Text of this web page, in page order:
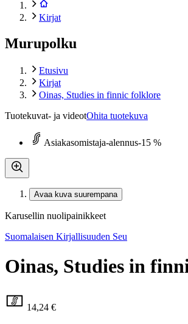
Kirjat
Murupolku
Etusivu
Kirjat
Oinas, Studies in finnic folklore
Tuotekuvat- ja videotOhita tuotekuva
Asiakasomistaja-alennus-15 %
Avaa kuva suurempana
Karusellin nuolipainikkeet
Suomalaisen Kirjallisuuden Seu
Oinas, Studies in
14,24 €